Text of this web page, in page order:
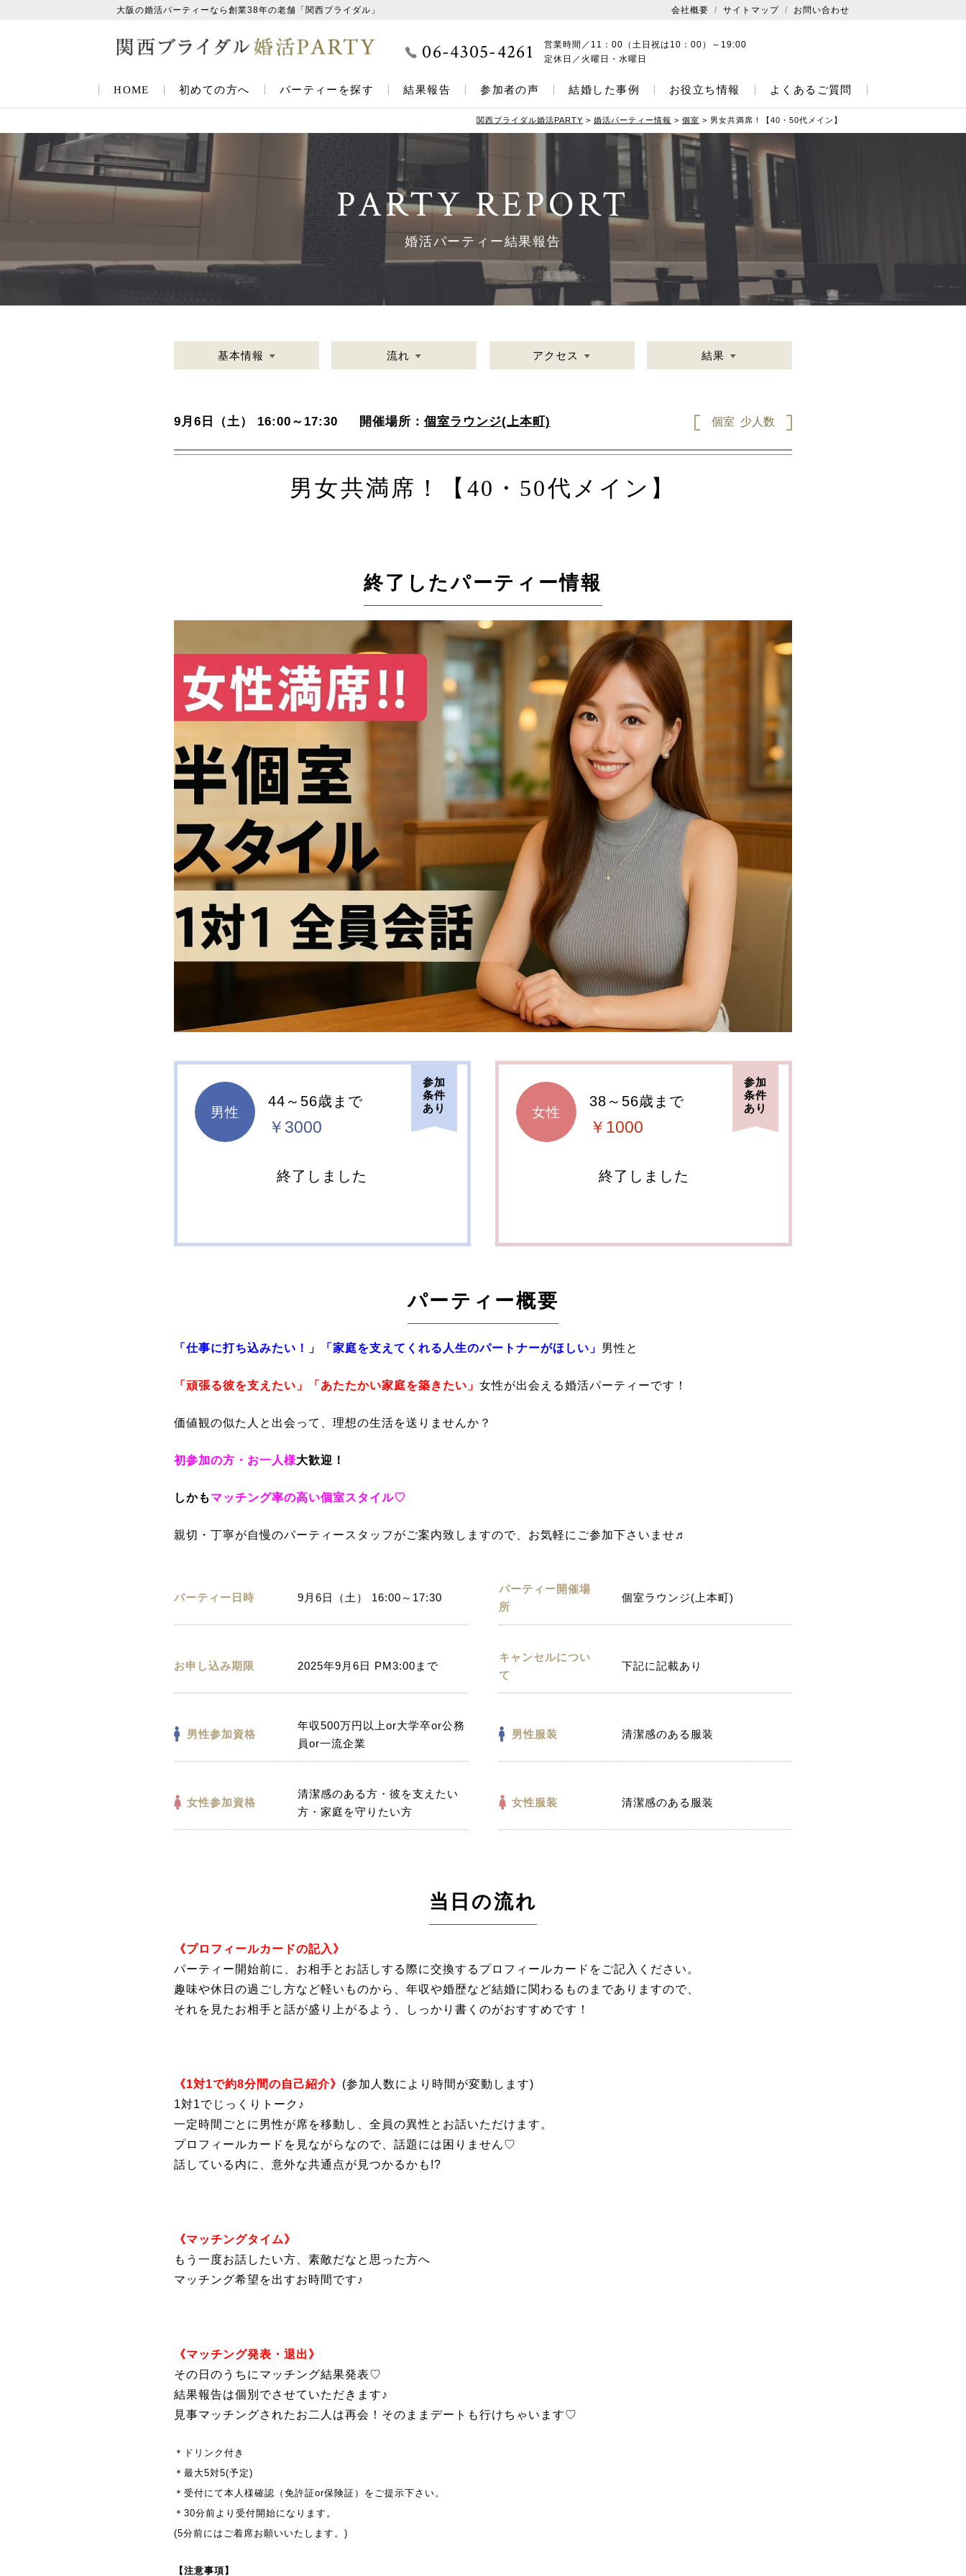
大阪の婚活パーティーなら創業38年の老舗「関西ブライダル」 会社概要 サイトマップ お問い合わせ
06-4305-4261 営業時間／ 11：00（土日祝は10：00）～19:00
定休日／ 火曜日・水曜日
HOME 初めての方へ パーティーを探す 結果報告 参加者の声 結婚した事例 お役立ち情報 よくあるご質問
関西ブライダル婚活PARTY > 婚活パーティー情報 > 個室 > 男女共満席！【40・50代メイン】
PARTY REPORT
婚活パーティー結果報告
基本情報 流れ アクセス 結果
9月6日（土） 16:00～17:30 開催場所： 個室ラウンジ(上本町) 個室 少人数
男女共満席！【40・50代メイン】
終了したパーティー情報
男性
44～56歳まで
￥3000
参加
条件
あり
終了しました
女性
38～56歳まで
￥1000
参加
条件
あり
終了しました
パーティー概要
「仕事に打ち込みたい！」「家庭を支えてくれる人生のパートナーがほしい」 男性と
「頑張る彼を支えたい」「あたたかい家庭を築きたい」 女性が出会える婚活パーティーです！
価値観の似た人と出会って、理想の生活を送りませんか？
初参加の方・お一人様大歓迎！
しかも マッチング率の高い個室スタイル♡
親切・丁寧が自慢のパーティースタッフがご案内致しますので、お気軽にご参加下さいませ♬
パーティー日時 9月6日（土） 16:00～17:30
パーティー開催場
所
個室ラウンジ(上本町)
お申し込み期限 2025年9月6日 PM3:00まで
キャンセルについ
て
下記に記載あり
男性参加資格
年収500万円以上or大学卒or公務
員or一流企業
男性服装 清潔感のある服装
女性参加資格
清潔感のある方・彼を支えたい
方・家庭を守りたい方
女性服装 清潔感のある服装
当日の流れ
《プロフィールカードの記入》
パーティー開始前に、お相手とお話しする際に交換するプロフィールカードをご記入ください。
趣味や休日の過ごし方など軽いものから、年収や婚歴など結婚に関わるものまでありますので、
それを見たお相手と話が盛り上がるよう、しっかり書くのがおすすめです！
《1対1で約8分間の自己紹介》 (参加人数により時間が変動します)
1対1でじっくりトーク♪
一定時間ごとに男性が席を移動し、全員の異性とお話いただけます。
プロフィールカードを見ながらなので、話題には困りません♡
話している内に、意外な共通点が見つかるかも!?
《マッチングタイム》
もう一度お話したい方、素敵だなと思った方へ
マッチング希望を出すお時間です♪
《マッチング発表・退出》
その日のうちにマッチング結果発表♡
結果報告は個別でさせていただきます♪
見事マッチングされたお二人は再会！そのままデートも行けちゃいます♡
＊ドリンク付き
＊最大5対5(予定)
＊受付にて本人様確認（免許証or保険証）をご提示下さい。
＊30分前より受付開始になります。
(5分前にはご着席お願いいたします。)
【注意事項】